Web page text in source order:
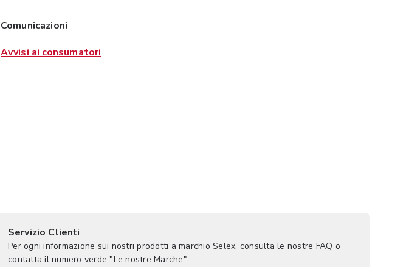
Comunicazioni
Avvisi ai consumatori
Servizio Clienti
Per ogni informazione sui nostri prodotti a marchio Selex, consulta le nostre FAQ o
contatta il numero verde "Le nostre Marche"